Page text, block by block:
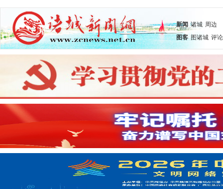
新闻 诸城 周边
图客 图诸城 评论